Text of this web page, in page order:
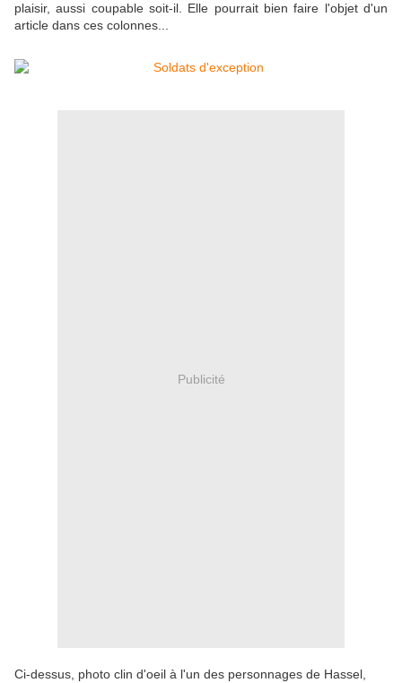
plaisir, aussi coupable soit-il. Elle pourrait bien faire l'objet d'un
article dans ces colonnes...
Publicité
Ci-dessus, photo clin d'oeil à l'un des personnages de Hassel,